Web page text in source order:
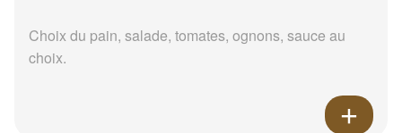
Choix du pain, salade, tomates, ognons, sauce au
choix.